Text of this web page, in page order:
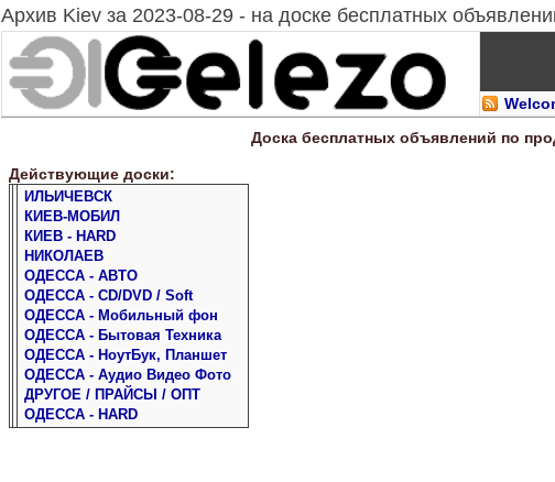
Архив Kiev за 2023-08-29 - на доске бесплатных
Доска бесплатных объявлений по
Действующие доски:
ИЛЬИЧЕВСК
КИЕВ-МОБИЛ
КИЕВ - HARD
НИКОЛАЕВ
ОДЕССА - АВТО
ОДЕССА - CD/DVD / Soft
ОДЕССА - Мобильный фон
ОДЕССА - Бытовая Техника
ОДЕССА - НоутБук, Планшет
ОДЕССА - Аудио Видео Фото
ДРУГОЕ / ПРАЙСЫ / ОПТ
ОДЕССА - HARD